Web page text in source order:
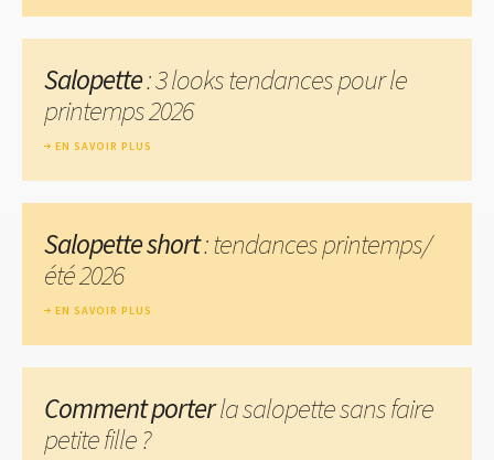
Salopette: 3 looks tendances pour le
printemps 2026
EN SAVOIR PLUS
Salopette short: tendances printemps/
été 2026
EN SAVOIR PLUS
Comment porterla salopette sans faire
petite fille ?